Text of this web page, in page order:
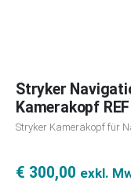
Stryker
Kamerakopf
Stryker Kamerakopf für
€ 300,00 exkl.